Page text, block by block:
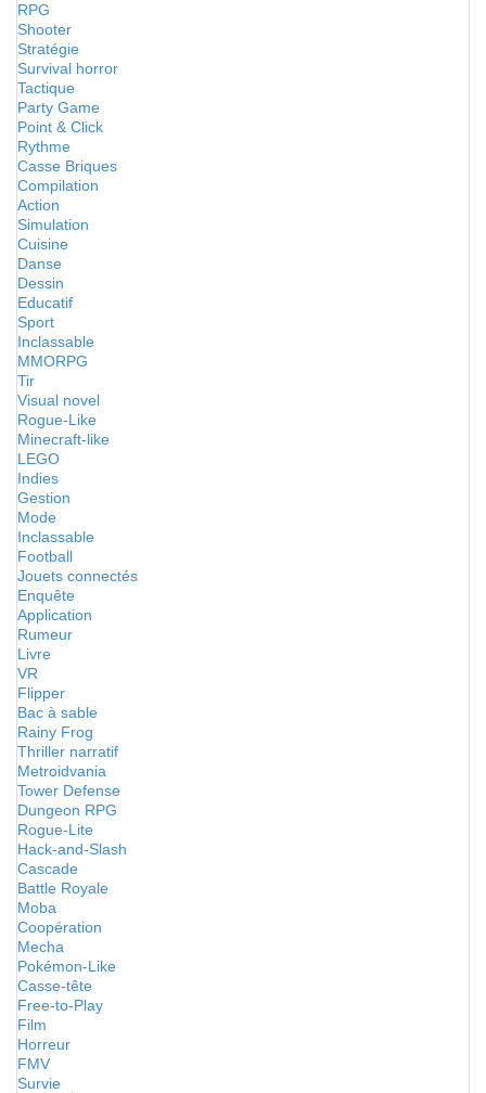
RPG
Shooter
Stratégie
Survival horror
Tactique
Party Game
Point & Click
Rythme
Casse Briques
Compilation
Action
Simulation
Cuisine
Danse
Dessin
Educatif
Sport
Inclassable
MMORPG
Tir
Visual novel
Rogue-Like
Minecraft-like
LEGO
Indies
Gestion
Mode
Inclassable
Football
Jouets connectés
Enquête
Application
Rumeur
Livre
VR
Flipper
Bac à sable
Rainy Frog
Thriller narratif
Metroidvania
Tower Defense
Dungeon RPG
Rogue-Lite
Hack-and-Slash
Cascade
Battle Royale
Moba
Coopération
Mecha
Pokémon-Like
Casse-tête
Free-to-Play
Film
Horreur
FMV
Survie